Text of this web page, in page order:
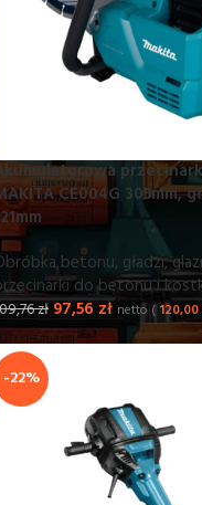
CE004G 305mm,
betonu, gładzi,
do betonu i
zł 97,56 zł netto ( 120,00
-22%